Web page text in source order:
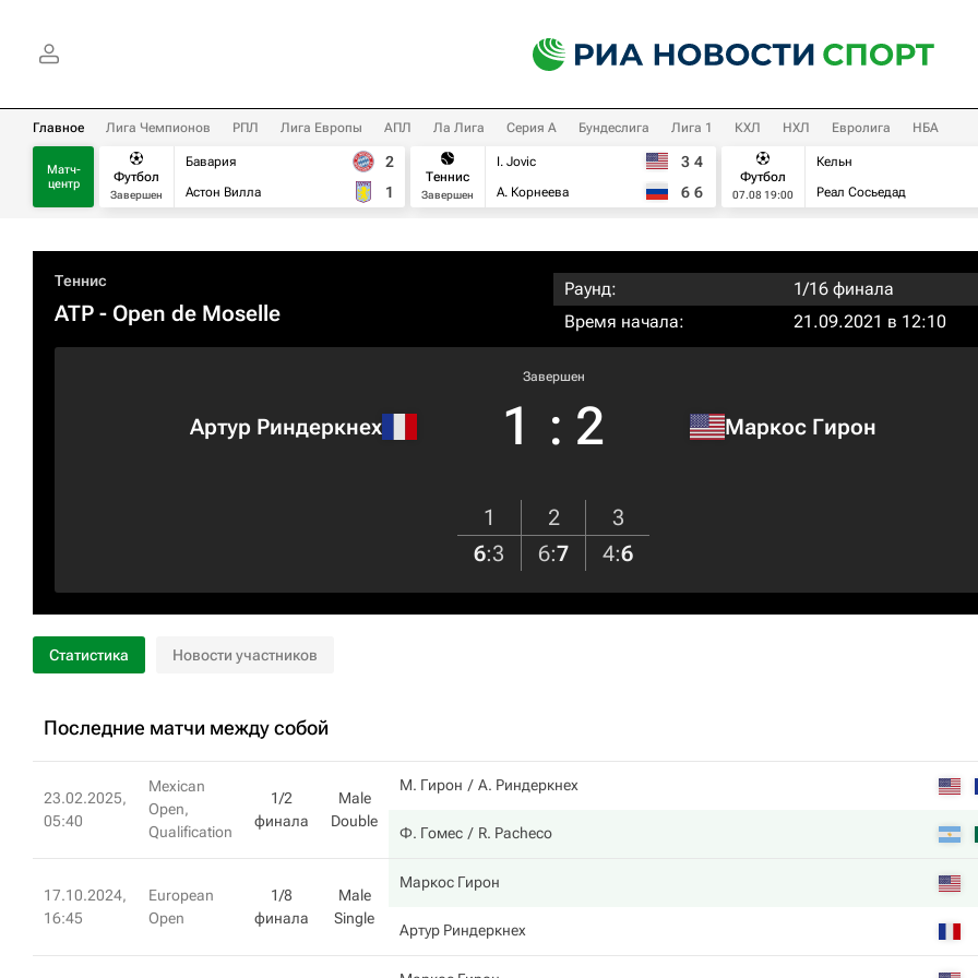
Главное Лига Чемпионов РПЛ Лига Европы АПЛ Ла Лига Серия А Бундеслига Лига 1 КХЛ НХЛ Евролига НБА
Матч-
центр
Футбол
Завершен
Бавария
Астон Вилла
2
1
Теннис
Завершен
I. Jovic
А. Корнеева
3 4
6 6
Футбол
07.08 19:00
Кельн
Реал Сосьедад
Теннис
ATP - Open de Moselle
Раунд:
1/16 финала
Время начала:
21.09.2021 в 12:10
Артур Риндеркнех
Завершен
1 : 2 Маркос Гирон
1 2
3
6:3 6:7 4:6
Статистика Новости участников
Последние матчи между собой
23.02.2025,
05:40
Mexican
Open,
Qualification
1/2
финала
Male
Double
М. Гирон А. Риндеркнех
Ф. Гомес R. Pacheco
17.10.2024,
16:45
European
Open
1/8
финала
Male
Single
Маркос Гирон
Артур Риндеркнех